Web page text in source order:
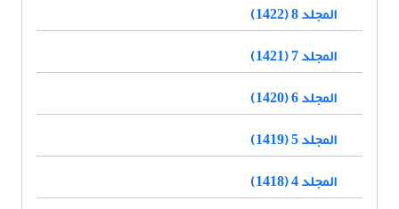
المجلد 8 (1422)
المجلد 7 (1421)
المجلد 6 (1420)
المجلد 5 (1419)
المجلد 4 (1418)